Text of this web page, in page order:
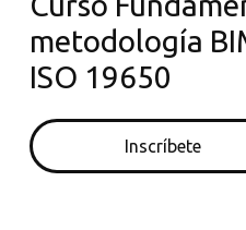
metodología
ISO 19650
Inscríbete